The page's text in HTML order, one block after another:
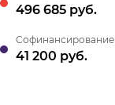
496 685 руб.
Cофинансирование
41 200 руб.